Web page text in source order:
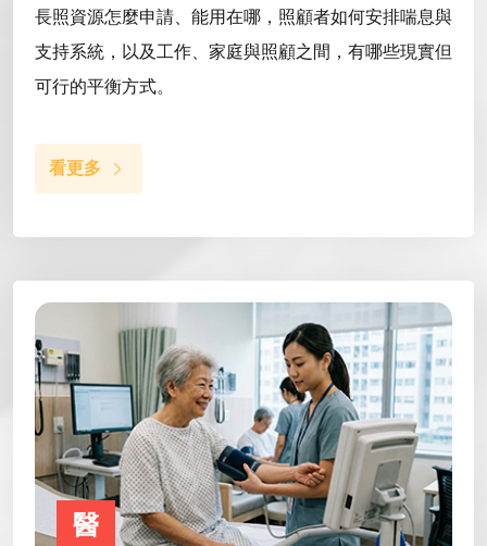
長照資源怎麼申請、能用在哪，照顧者如何安排喘息與
支持系統，以及工作、家庭與照顧之間，有哪些現實但
可行的平衡方式。
看更多
醫